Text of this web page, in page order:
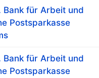
Bank für Arbeit und
Postsparkasse
Bank für Arbeit und
Postsparkasse